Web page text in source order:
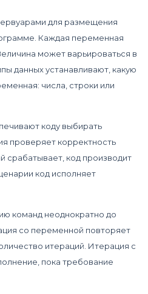
для размещения
Каждая переменная
может варьироваться в
данных устанавливают, какую
числа, строки или
коду выбирать
проверяет корректность
срабатывает, код производит
код исполняет
команд неоднократно до
со переменной повторяет
итераций. Итерация с
пока требование